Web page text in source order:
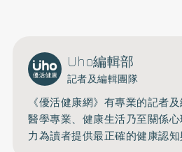
Uho編輯部
記者及編輯團隊
《優活健康網》有專業的記者
醫學專業、健康生活乃至關係
力為讀者提供最正確的健康認知